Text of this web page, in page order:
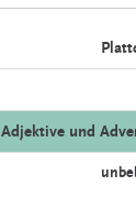
Adjektive und